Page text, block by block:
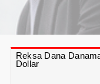
Reksa Dana
Dollar